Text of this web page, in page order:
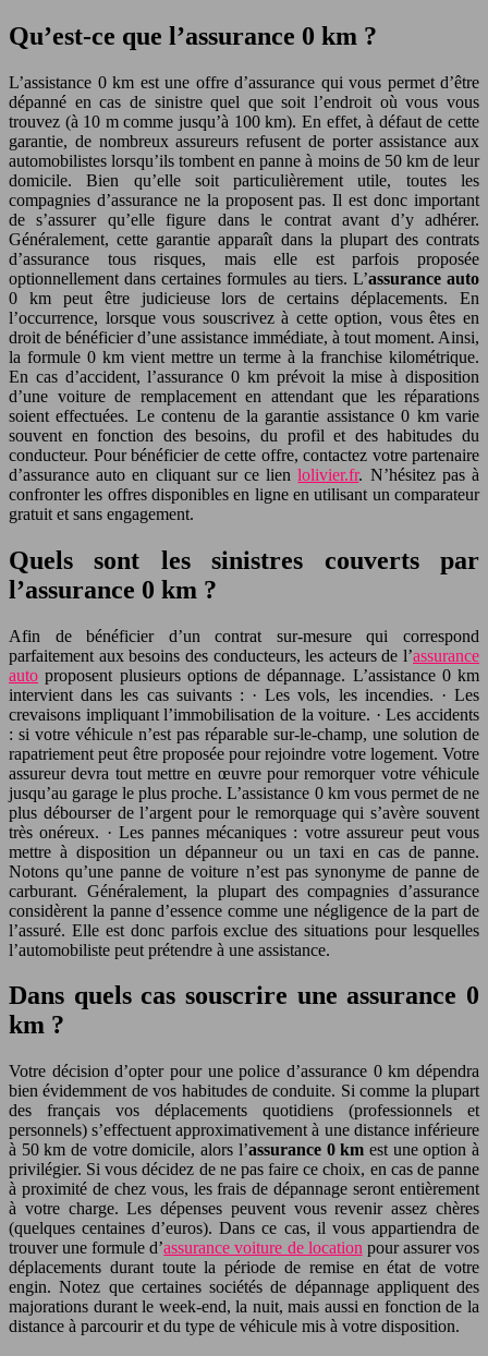
Qu’est-ce que l’assurance 0 km ?
L’assistance 0 km est une offre d’assurance qui vous permet d’être
dépanné en cas de sinistre quel que soit l’endroit où vous vous
trouvez (à 10 m comme jusqu’à 100 km). En effet, à défaut de cette
garantie, de nombreux assureurs refusent de porter assistance aux
automobilistes lorsqu’ils tombent en panne à moins de 50 km de leur
domicile. Bien qu’elle soit particulièrement utile, toutes les
compagnies d’assurance ne la proposent pas. Il est donc important
de s’assurer qu’elle figure dans le contrat avant d’y adhérer.
Généralement, cette garantie apparaît dans la plupart des contrats
d’assurance tous risques, mais elle est parfois proposée
optionnellement dans certaines formules au tiers. L’assurance auto
0 km peut être judicieuse lors de certains déplacements. En
l’occurrence, lorsque vous souscrivez à cette option, vous êtes en
droit de bénéficier d’une assistance immédiate, à tout moment. Ainsi,
la formule 0 km vient mettre un terme à la franchise kilométrique.
En cas d’accident, l’assurance 0 km prévoit la mise à disposition
d’une voiture de remplacement en attendant que les réparations
soient effectuées. Le contenu de la garantie assistance 0 km varie
souvent en fonction des besoins, du profil et des habitudes du
conducteur. Pour bénéficier de cette offre, contactez votre partenaire
d’assurance auto en cliquant sur ce lienlolivier.fr. N’hésitez pas à
confronter les offres disponibles en ligne en utilisant un comparateur
gratuit et sans engagement.
Quels sont les sinistres couverts par
l’assurance 0 km ?
Afin de bénéficier d’un contrat sur-mesure qui correspond
parfaitement aux besoins des conducteurs, les acteurs de l’assurance
auto proposent plusieurs options de dépannage. L’assistance 0 km
intervient dans les cas suivants : · Les vols, les incendies. · Les
crevaisons impliquant l’immobilisation de la voiture. · Les accidents
: si votre véhicule n’est pas réparable sur-le-champ, une solution de
rapatriement peut être proposée pour rejoindre votre logement. Votre
assureur devra tout mettre en œuvre pour remorquer votre véhicule
jusqu’au garage le plus proche. L’assistance 0 km vous permet de ne
plus débourser de l’argent pour le remorquage qui s’avère souvent
très onéreux. · Les pannes mécaniques : votre assureur peut vous
mettre à disposition un dépanneur ou un taxi en cas de panne.
Notons qu’une panne de voiture n’est pas synonyme de panne de
carburant. Généralement, la plupart des compagnies d’assurance
considèrent la panne d’essence comme une négligence de la part de
l’assuré. Elle est donc parfois exclue des situations pour lesquelles
l’automobiliste peut prétendre à une assistance.
Dans quels cas souscrire une assurance 0
km ?
Votre décision d’opter pour une police d’assurance 0 km dépendra
bien évidemment de vos habitudes de conduite. Si comme la plupart
des français vos déplacements quotidiens (professionnels et
personnels) s’effectuent approximativement à une distance inférieure
à 50 km de votre domicile, alors l’assurance 0 km est une option à
privilégier. Si vous décidez de ne pas faire ce choix, en cas de panne
à proximité de chez vous, les frais de dépannage seront entièrement
à votre charge. Les dépenses peuvent vous revenir assez chères
(quelques centaines d’euros). Dans ce cas, il vous appartiendra de
trouver une formule d’assurance voiture de location pour assurer vos
déplacements durant toute la période de remise en état de votre
engin. Notez que certaines sociétés de dépannage appliquent des
majorations durant le week-end, la nuit, mais aussi en fonction de la
distance à parcourir et du type de véhicule mis à votre disposition.